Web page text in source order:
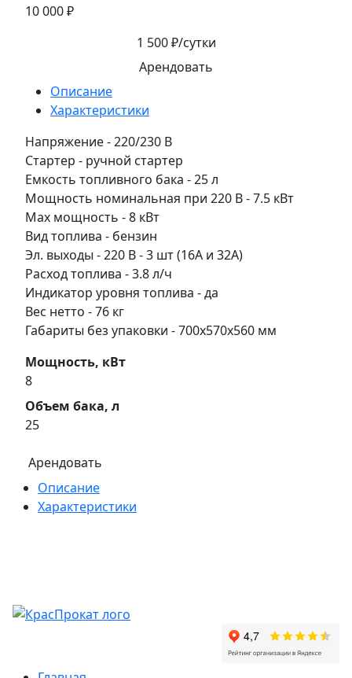
10 000 ₽
1 500 ₽/сутки
Арендовать
Описание
Характеристики
Напряжение - 220/230 В
Стартер - ручной стартер
Емкость топливного бака - 25 л
Мощность номинальная при 220 В - 7.5 кВт
Max мощность - 8 кВт
Вид топлива - бензин
Эл. выходы - 220 В - 3 шт (16А и 32А)
Расход топлива - 3.8 л/ч
Индикатор уровня топлива - да
Вес нетто - 76 кг
Габариты без упаковки - 700х570х560 мм
Мощность, кВт
8
Объем бака, л
25
Арендовать
Описание
Характеристики